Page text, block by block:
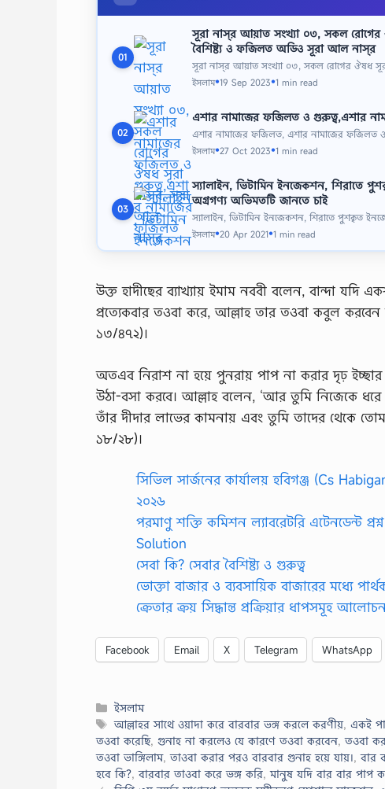
01
সূরা নাস্‌র আয়াত সংখ্যা ০৩, সকল রোগের
বৈশিষ্ট্য ও ফজিলত অডিও সূরা আল নাস্‌র
সূরা নাস্‌র আয়াত সংখ্যা ০৩, সকল রোগের ঔষধ
ইসলাম●19 Sep 2023●1 min read
02
এশার নামাজের ফজিলত ও গুরুত্ব,এশার
এশার নামাজের ফজিলত, এশার নামাজের ফজিলত
ইসলাম●27 Oct 2023●1 min read
03
স্যালাইন, ভিটামিন ইনজেকশন, শিরাতে
অগ্রগণ্য অভিমতটি জানতে চাই
স্যালাইন, ভিটামিন ইনজেকশন, শিরাতে পুশকৃত
ইসলাম●20 Apr 2021●1 min read
উক্ত হাদীছের ব্যাখ্যায় ইমাম নববী বলেন, বান্দা যদি
প্রত্যেকবার তওবা করে, আল্লাহ তার তওবা কবুল
১৩/৪৭২)।
অতএব নিরাশ না হয়ে পুনরায় পাপ না করার দৃঢ়
উঠা-বসা করবে। আল্লাহ বলেন, ‘আর তুমি নিজেকে ধরে
তাঁর দীদার লাভের কামনায় এবং তুমি তাদের থেকে
১৮/২৮)।
সিভিল সার্জনের কার্যালয় হবিগঞ্জ (Cs
২০২৬
পরমাণু শক্তি কমিশন ল্যাবরেটরি এটেনডেন্ট
Solution
সেবা কি? সেবার বৈশিষ্ট্য ও গুরুত্ব
ভোক্তা বাজার ও ব্যবসায়িক বাজারের মধ্যে
ক্রেতার ক্রয় সিদ্ধান্ত প্রক্রিয়ার ধাপসমূহ
Facebook Email X Telegram WhatsApp
Categories
ইসলাম
Tags
আল্লাহর সাথে ওয়াদা করে বারবার ভঙ্গ করলে করণীয়,একই
তওবা করেছি, গুনাহ না করলেও যে কারণে তওবা করবেন,তওবা
তওবা ভাঙ্গিলাম,তাওবা করার পরও বারবার গুনাহ হয়ে যায়।,বার
হবে কি?,বারবার তাওবা করে ভঙ্গ করি,মানুষ যদি বার বার পাপ